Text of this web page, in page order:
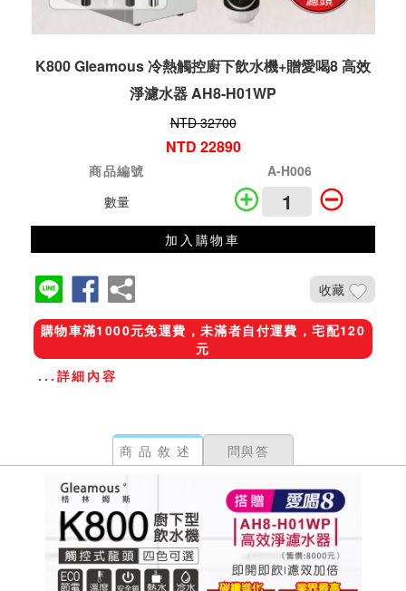
K800 Gleamous 冷熱觸控廚下飲水機+贈愛喝8 高效
淨濾水器 AH8-H01WP
NTD 32700
NTD 22890
商品編號
A-H006
數量
加入購物車
收藏
購物車滿1000元免運費，未滿者自付運費，宅配120
元
...詳細內容
商品敘述 問與答